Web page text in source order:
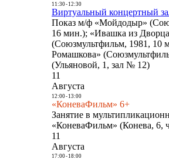
11:30- 12:30
Виртуальный концертный
Показ м/ф «Мойдодыр»
16 мин.); «Ивашка из
(Союзмультфильм, 1981, 10
Ромашкова»
(Ульяновой, 1, зал № 12)
11
Августа
12:00- 13:00
«КоневаФильм» 6+
Занятие в
«КоневаФильм» (Конева, 6,
11
Августа
17:00- 18:00